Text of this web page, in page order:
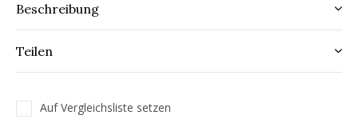
Beschreibung
Teilen
Auf Vergleichsliste setzen